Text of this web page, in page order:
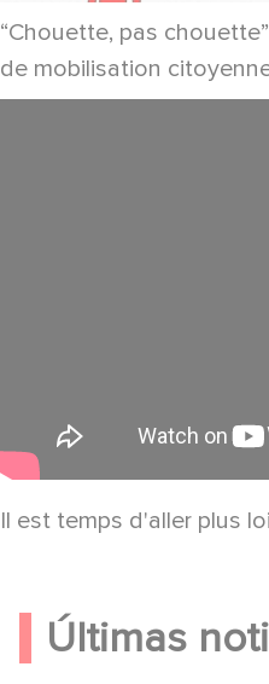
“Chouette, pas
de mobilisation
Il est temps d'aller plus
Últimas